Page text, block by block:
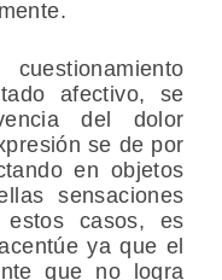
afectivo, se
del dolor
se de por
en objetos
sensaciones
estos casos, es
ya que el
que no logra